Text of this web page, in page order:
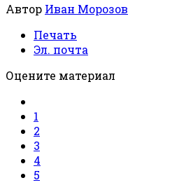
Автор Иван Морозов
Печать
Эл. почта
Оцените материал
1
2
3
4
5